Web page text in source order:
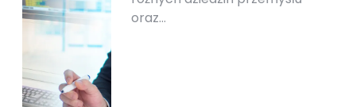
oraz…